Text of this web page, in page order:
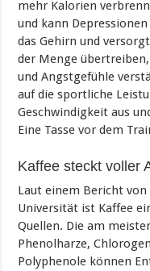
mehr Kalorien
und kann
das Gehirn und
der Menge
und Angstgefühle
auf die sportliche
Geschwindigkeit aus
Eine Tasse vor dem
Kaffee steckt voller
Laut einem Bericht
Universität ist Kaffee
Quellen. Die am
Phenolharze,
Polyphenole können